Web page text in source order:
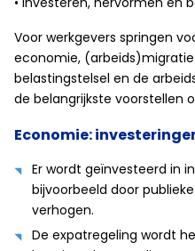
Voor werkgevers springen
economie,
belastingstelsel en de
de belangrijkste voorstellen
Economie:
Er wordt geïnvesteerd in
bijvoorbeeld door
verhogen.
De expatregeling wordt